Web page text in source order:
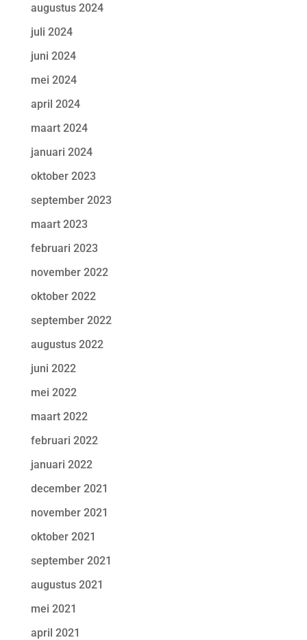
augustus 2024
juli 2024
juni 2024
mei 2024
april 2024
maart 2024
januari 2024
oktober 2023
september 2023
maart 2023
februari 2023
november 2022
oktober 2022
september 2022
augustus 2022
juni 2022
mei 2022
maart 2022
februari 2022
januari 2022
december 2021
november 2021
oktober 2021
september 2021
augustus 2021
mei 2021
april 2021